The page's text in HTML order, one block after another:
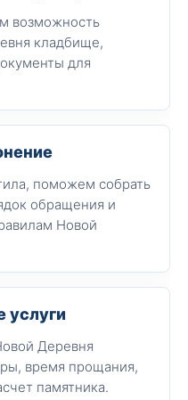
возможность
кладбище,
для
поможем собрать
обращения и
Новой
услуги
Деревня
время прощания,
памятника.